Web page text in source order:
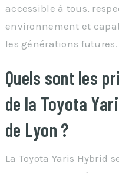
accessible à tous,
environnement et
les générations futures.
Quels sont les
de la Toyota
de Lyon ?
La Toyota Yaris Hybrid